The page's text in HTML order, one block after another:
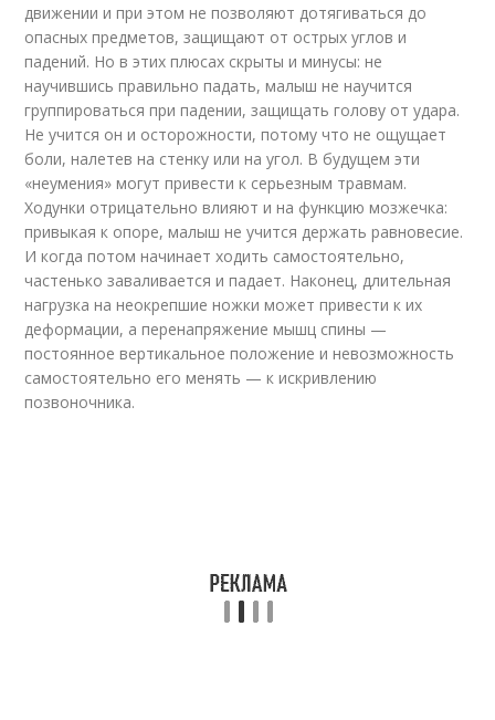
движении и при этом не позволяют дотягиваться до
опасных предметов, защищают от острых углов и
падений. Но в этих плюсах скрыты и минусы: не
научившись правильно падать, малыш не научится
группироваться при падении, защищать голову от удара.
Не учится он и осторожности, потому что не ощущает
боли, налетев на стенку или на угол. В будущем эти
«неумения» могут привести к серьезным травмам.
Ходунки отрицательно влияют и на функцию мозжечка:
привыкая к опоре, малыш не учится держать равновесие.
И когда потом начинает ходить самостоятельно,
частенько заваливается и падает. Наконец, длительная
нагрузка на неокрепшие ножки может привести к их
деформации, а перенапряжение мышц спины —
постоянное вертикальное положение и невозможность
самостоятельно его менять — к искривлению
позвоночника.